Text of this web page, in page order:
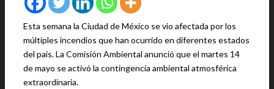
Esta semana la Ciudad de México se vio afectada por los
múltiples incendios que han ocurrido en diferentes estados
del país. La Comisión Ambiental anunció que el martes 14
de mayo se activó la contingencia ambiental atmosférica
extraordinaria.